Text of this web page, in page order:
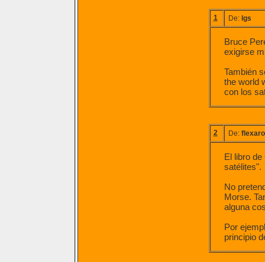
1 De: lgs
Bruce
exigirse
También
the world
con los
2 De:
El libro
satélites".
No
Morse.
alguna
Por
principio